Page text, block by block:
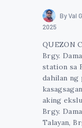
By Val
2025
QUEZON
Brgy.
station sa
dahilan ng
aking
Brgy.
Talayan,